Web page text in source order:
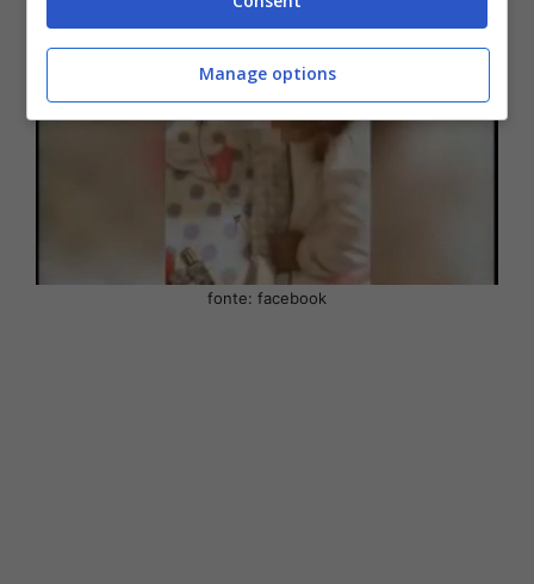
fonte: facebook
Manage options